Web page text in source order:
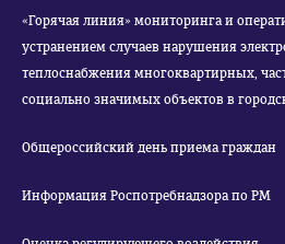
«Горячая линия» мониторинга и
устранением случаев нарушения
теплоснабжения многоквартирных,
социально значимых объектов в
Общероссийский день приема граждан
Информация Роспотребнадзора по РМ